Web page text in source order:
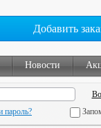
Добавить
Новости
пароль?